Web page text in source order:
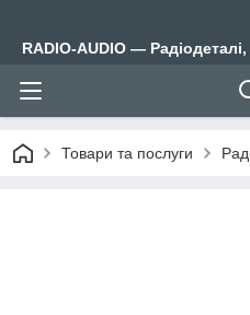
RADIO-AUDIO —
Товари та послуги